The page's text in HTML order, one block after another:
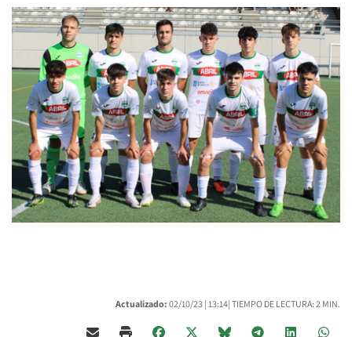
Actualizado: 02/10/23 | 13:14| TIEMPO DE LECTURA: 2 MIN.